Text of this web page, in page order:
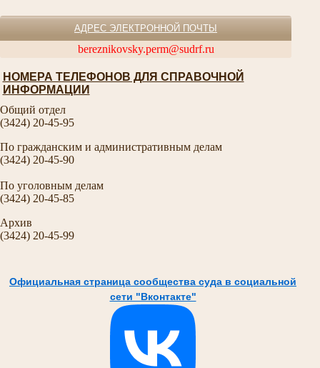
АДРЕС ЭЛЕКТРОННОЙ ПОЧТЫ
bereznikovsky.perm@sudrf.ru
НОМЕРА ТЕЛЕФОНОВ ДЛЯ СПРАВОЧНОЙ
ИНФОРМАЦИИ
Общий отдел
(3424) 20-45-95
По гражданским и административным делам
(3424) 20-45-90
По уголовным делам
(3424) 20-45-85
Архив
(3424) 20-45-99
Официальная страница сообщества суда в социальной
сети "Вконтакте"